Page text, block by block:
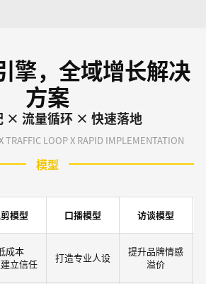
擎，全域增长解决
方案
× 流量循环 × 快速落地
TRAFFIC LOOP X RAPID IMPLEMENTATION
模型
模型 口播模型 访谈模型
成本
立信任
打造专业人设
提升品牌情感
溢价